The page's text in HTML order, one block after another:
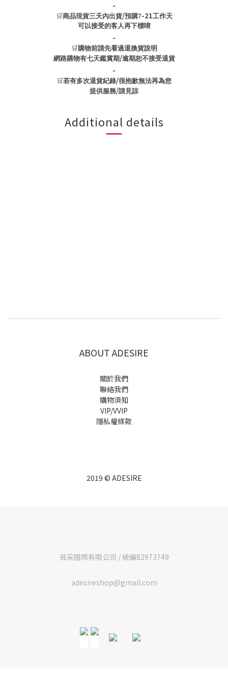
-
🛒商品現貨三天內出貨/預購7-21工作天
可以接受的客人再下標唷
-
🛒購物前請先看過退換貨說明
網路購物有七天鑑賞期/逾期恕不接受退貨
-
🛒若有多次退貨紀錄/很抱歉無法再為您
提供服務/請見諒
Additional details
ABOUT ADESIRE
關於我們
聯絡我們
購物須知
VIP/VVIP
隱私權條款
2019 © ADESIRE
芸采國際有限公司 / 統編82973749
adesireshop@gmail.com